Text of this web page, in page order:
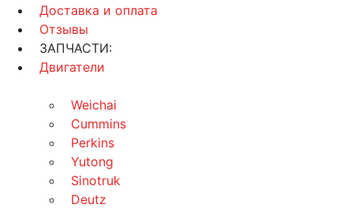
Доставка и оплата
Отзывы
ЗАПЧАСТИ:
Двигатели
Weichai
Cummins
Perkins
Yutong
Sinotruk
Deutz